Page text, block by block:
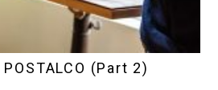
(Part 2)